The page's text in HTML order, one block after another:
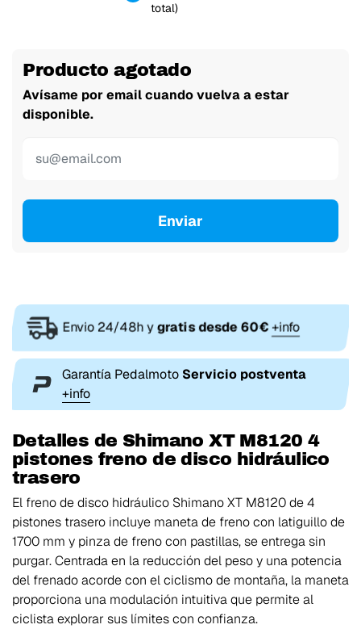
total)
Producto agotado
Avísame por email cuando vuelva a estar
disponible.
Enviar
Envio 24/48h ygratis desde 60€+info
Garantía Pedalmoto Servicio postventa
+info
Detalles de Shimano XT M8120 4
pistones freno de disco hidráulico
trasero
El freno de disco hidráulico Shimano XT M8120 de 4
pistones trasero incluye maneta de freno con latiguillo de
1700 mm y pinza de freno con pastillas, se entrega sin
purgar. Centrada en la reducción del peso y una potencia
del frenado acorde con el ciclismo de montaña, la maneta
proporciona una modulación intuitiva que permite al
ciclista explorar sus límites con confianza.